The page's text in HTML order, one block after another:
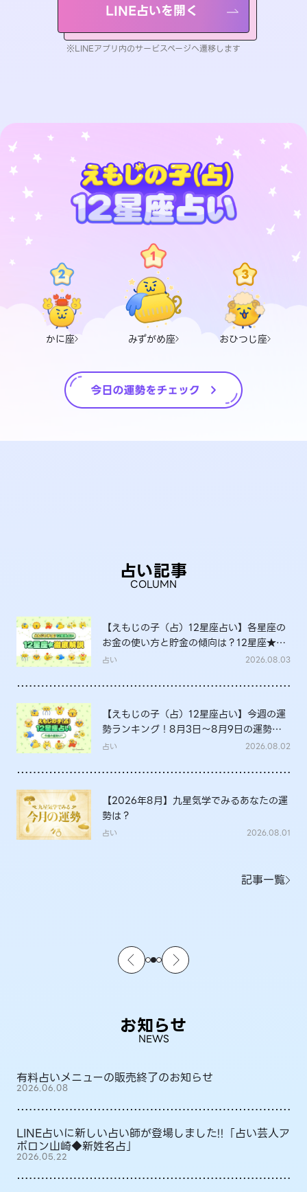
LINE占いを開く
※LINEアプリ内のサービスページへ遷移します
かに座 みずがめ座 おひつじ座
占い記事
COLUMN
【えもじの子（占）12星座占い】各星座の
お金の使い方と貯金の傾向は？12星座★徹
底解説
占い 2026.08.03
【えもじの子（占）12星座占い】今週の運
勢ランキング！8月3日～8月9日の運勢
は？
占い 2026.08.02
【2026年8月】九星気学でみるあなたの運
勢は？
占い 2026.08.01
記事一覧
お知らせ
NEWS
有料占いメニューの販売終了のお知らせ
2026.06.08
LINE占いに新しい占い師が登場しました!!「占い芸人ア
ポロン山崎◆新姓名占」
2026.05.22